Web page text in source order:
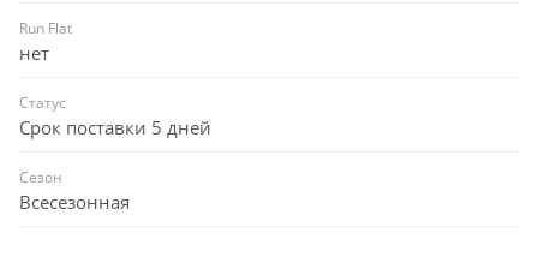
Run Flat
нет
Статус
Срок поставки 5 дней
Сезон
Всесезонная